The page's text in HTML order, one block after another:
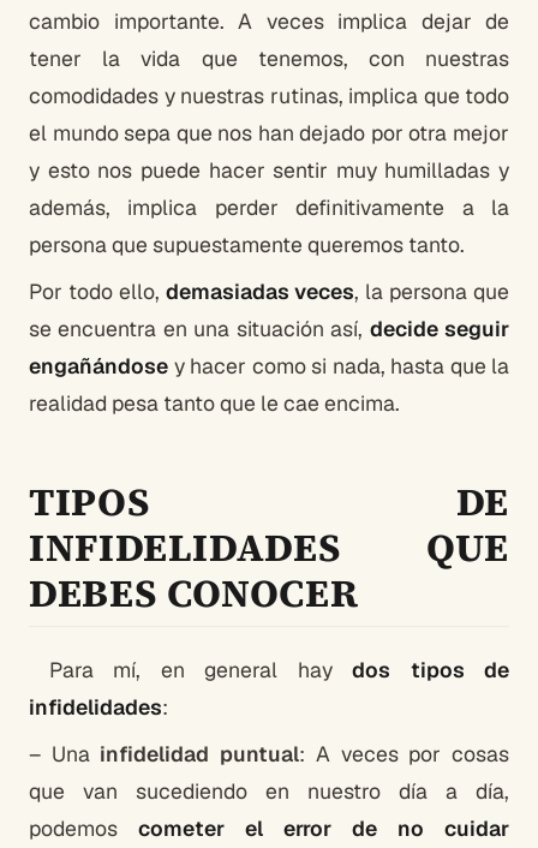
cambio importante. A veces implica dejar de
tener la vida que tenemos, con nuestras
comodidades y nuestras rutinas, implica que todo
el mundo sepa que nos han dejado por otra mejor
y esto nos puede hacer sentir muy humilladas y
además, implica perder definitivamente a la
persona que supuestamente queremos tanto.
Por todo ello, demasiadas veces, la persona que
se encuentra en una situación así, decide seguir
engañándose y hacer como si nada, hasta que la
realidad pesa tanto que le cae encima.
TIPOS DE
INFIDELIDADES QUE
DEBES CONOCER
Para mí, en general hay dos tipos de
infidelidades:
– Una infidelidad puntual: A veces por cosas
que van sucediendo en nuestro día a día,
podemos cometer el error de no cuidar